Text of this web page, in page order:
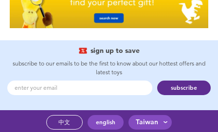
sign up to save
subscribe to our emails to be the first to know about our hottest offers and
latest toys
subscribe
中文 english Taiwan